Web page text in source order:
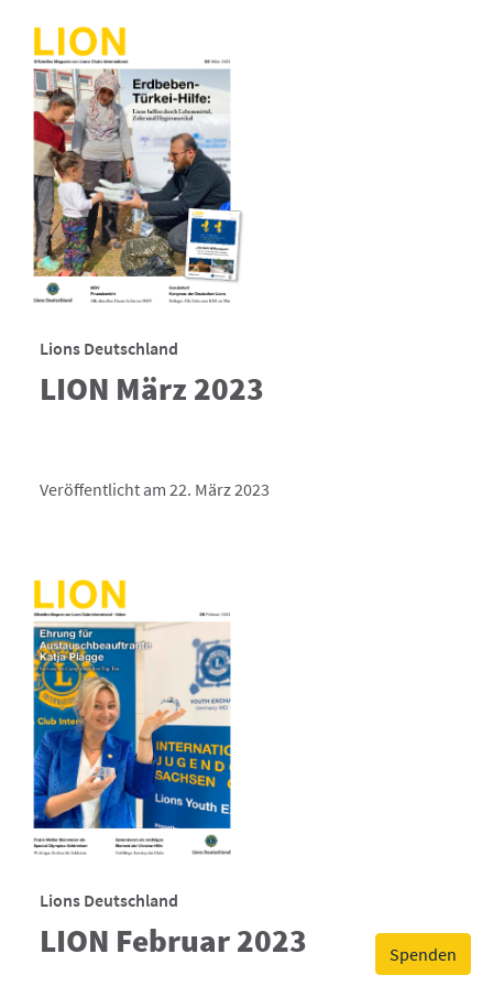
Spenden
Lions Deutschland
LION März 2023
Veröffentlicht am 22. März 2023
Lions Deutschland
LION Februar 2023